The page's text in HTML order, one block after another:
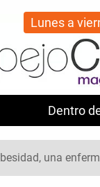
Dentro
Lunes a
una